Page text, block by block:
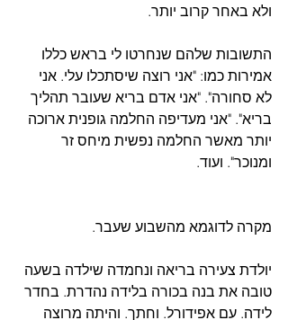
ולא באחר קרוב יותר.
התשובות שלהם שנחרטו לי בראש כללו
אמירות כמו: "אני רוצה שיסתכלו עלי. אני
לא סחורה". "אני אדם בריא שעובר תהליך
בריא". "אני מעדיפה החלמה גופנית ארוכה
יותר מאשר החלמה נפשית מיחס זר
ומנוכר". ועוד.
מקרה לדוגמא מהשבוע שעבר.
יולדת צעירה בריאה ונחמדה שילדה בשעה
טובה את בנה בכורה בלידה נהדרת. בחדר
לידה. עם אפידורל. וחתך. והיתה מרוצה